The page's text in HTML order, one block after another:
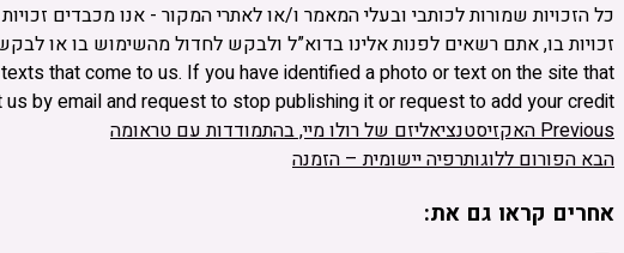
כל הזכויות שמורות לכותבי ובעלי המאמר ו/או לאתרי המקור - אנו מכבדים
that come to us. If you have identified a photo or text on the site that
by email and request to stop publishing it or request to add your credit.
Previousהאקזיסטנציאליזם של רולו מיי, בהתמודדות עם טראומה
הבאהפורום ללוגותרפיה יישומית – הזמנה
אחרים קראו גם את: